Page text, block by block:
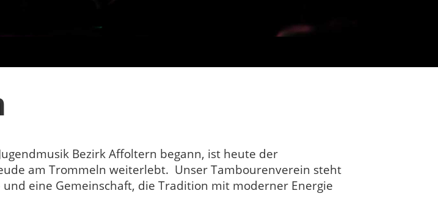
Bezirk Affoltern begann, ist heute der
am Trommeln weiterlebt. Unser Tambourenverein steht
eine Gemeinschaft, die Tradition mit moderner Energie